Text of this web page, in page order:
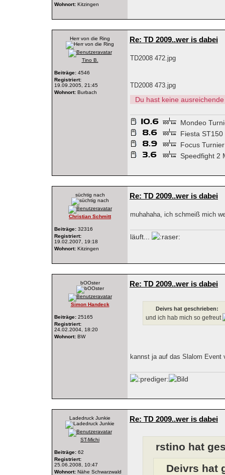
Wohnort: Kitzingen
Herr von die Ring
Tino B.
Beiträge: 4546
Registriert:
19.09.2005, 21:45
Wohnort: Burbach
Re: TD 2009..wer is dabei
TD2008 472.jpg
TD2008 473.jpg
Du hast keine
Mondeo
Fiesta ST150
Focus
Speedfight 2
süchtig nach
Christian Schmitt
Beiträge: 32316
Registriert:
19.02.2007, 19:18
Wohnort: Kitzingen
Re: TD 2009..wer is dabei
muhahaha, ich schmeiß mich
läuft...
bOOster
Simon Handeck
Beiträge: 25165
Registriert:
24.02.2004, 18:20
Wohnort: BW
Re: TD 2009..wer is dabei
Deivrs hat geschrieben:
und ich hab mich so gefreut
kannst ja auf das Slalom Event
Ladedruck Junkie
ST-Michi
Beiträge: 62
Registriert:
25.06.2008, 10:47
Wohnort: Nähe Schwarzwald
Re: TD 2009..wer is dabei
rstino hat
Deivrs hat